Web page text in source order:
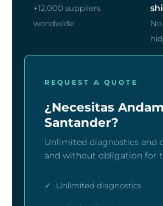
+12,000 suppliers
worldwide
REQUEST A QUOTE
¿Necesitas
Santander?
Unlimited diagnostics and
and without obligation for
✓ Unlimited diagnostics